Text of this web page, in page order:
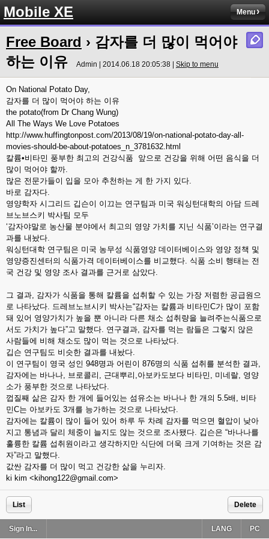
Mobile XE Menu
Free Board › 감자를 더 많이 먹어야
하는 이유
Admin | 2014.06.18 20:05:38 | Skip to menu
On National Potato Day,
감자를 더 많이 먹어야 하는 이유
the potato(from Dr Chang Wung)
All The Ways We Love Potatoes
http://www.huffingtonpost.com/2013/08/19/on-national-potato-day-all-
movies-should-be-about-potatoes_n_3781632.html
칼륨•비타민 풍부한 최고의 건강식품 앞으로 건강을 위해 어떤 음식을 더
많이 먹어야 할까.
많은 전문가들이 입을 모아 추천하는 게 한 가지 있다.
바로 감자다.
영양학자 시그리드 깁슨이 이끄는 연구팀과 미국 워싱턴대학의 아담 드레
브노브스키 박사팀 모두
‘감자야말로 농산물 분야에서 최고의 영양 가치를 지닌 식품’이라는 연구결
과를 내놨다.
워싱턴대학 연구팀은 미국 농무성 식품영양 데이터베이스와 영양 정책 및
영양증진센터의 식품가격 데이터베이스를 비교했다. 식품 소비 행태는 전
국 건강 및 영양 조사 결과를 근거로 삼았다.
그 결과, 감자가 식품을 통해 칼륨을 섭취할 수 있는 가장 저렴한 공급원으
로 나타났다. 드레브노브시키 박사는“감자는 칼륨과 비타민C가 많이 포함
돼 있어 영양가치가 높을 뿐 아니라 다른 채소 섭취량을 늘려주는식품으로
서도 가치가 높다”고 말했다. 연구결과, 감자를 먹는 람들은 그렇지 않은
사람들에 비해 채소도 많이 먹는 것으로 나타났다.
깁슨 연구팀도 비슷한 결과를 내놨다.
이 연구팀이 영국 성인 948명과 어린이 876명의 식품 섭취를 분석한 결과,
감자에는 바나나, 브로콜리, 근대뿌리,아보카도보다 비타민, 미네랄, 영양
소가 풍부한 것으로 나타났다.
껍질째 삶은 감자 한 개에 들어있는 섬유소는 바나나 한 개의 5.5배, 비타
민C는 아보카도 3개를 능가하는 것으로 나타났다.
감자에는 칼륨이 많이 들어 있어 하루 두 차례 감자를 먹으면 혈압이 낮아
지고 통념과 달리 체중이 늘지도 않는 것으로 조사됐다. 깁슨은 “바나나를
훌륭한 칼륨 섭취원이라고 생각하지만 식단에 더욱 크게 기여하는 것은 감
자”라고 말했다.
값싼 감자를 더 많이 먹고 건강한 삶을 누리자.
ki kim <kihong122@gmail.com>
List Delete
Sign In... PC
LANG